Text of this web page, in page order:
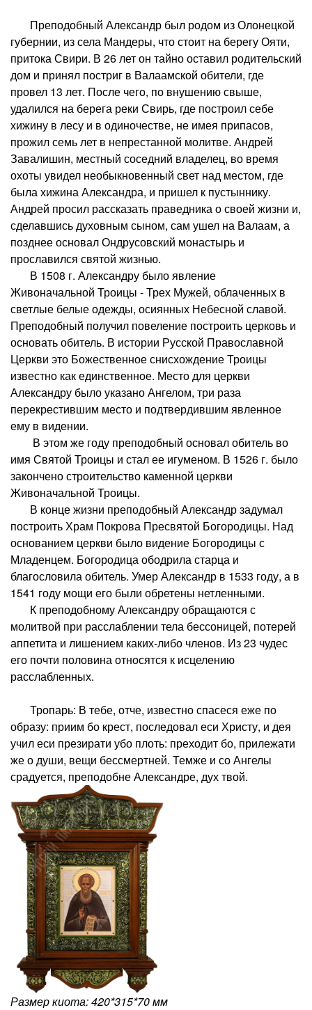
Преподобный Александр был родом из Олонецкой
губернии, из села Мандеры, что стоит на берегу Ояти,
притока Свири. В 26 лет он тайно оставил родительский
дом и принял постриг в Валаамской обители, где
провел 13 лет. После чего, по внушению свыше,
удалился на берега реки Свирь, где построил себе
хижину в лесу и в одиночестве, не имея припасов,
прожил семь лет в непрестанной молитве. Андрей
Завалишин, местный соседний владелец, во время
охоты увидел необыкновенный свет над местом, где
была хижина Александра, и пришел к пустыннику.
Андрей просил рассказать праведника о своей жизни и,
сделавшись духовным сыном, сам ушел на Валаам, а
позднее основал Ондрусовский монастырь и
прославился святой жизнью.
В 1508 г. Александру было явление
Живоначальной Троицы - Трех Мужей, облаченных в
светлые белые одежды, осиянных Небесной славой.
Преподобный получил повеление построить церковь и
основать обитель. В истории Русской Православной
Церкви это Божественное снисхождение Троицы
известно как единственное. Место для церкви
Александру было указано Ангелом, три раза
перекрестившим место и подтвердившим явленное
ему в видении.
В этом же году преподобный основал обитель во
имя Святой Троицы и стал ее игуменом. В 1526 г. было
закончено строительство каменной церкви
Живоначальной Троицы.
В конце жизни преподобный Александр задумал
построить Храм Покрова Пресвятой Богородицы. Над
основанием церкви было видение Богородицы с
Младенцем. Богородица ободрила старца и
благословила обитель. Умер Александр в 1533 году, а в
1541 году мощи его были обретены нетленными.
К преподобному Александру обращаются с
молитвой при расслаблении тела бессоницей, потерей
аппетита и лишением каких-либо членов. Из 23 чудес
его почти половина относятся к исцелению
расслабленных.
Тропарь: В тебе, отче, известно спасеся еже по
образу: приим бо крест, последовал еси Христу, и дея
учил еси презирати убо плоть: преходит бо, прилежати
же о души, вещи бессмертней. Темже и со Ангелы
срадуется, преподобне Александре, дух твой.
Размер киота: 420*315*70 мм